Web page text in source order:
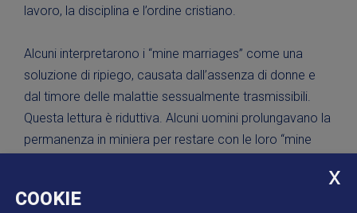
lavoro, la disciplina e l’ordine cristiano.
Alcuni interpretarono i “mine marriages” come una
soluzione di ripiego, causata dall’assenza di donne e
dal timore delle malattie sessualmente trasmissibili.
Questa lettura è riduttiva. Alcuni uomini prolungavano la
permanenza in miniera per restare con le loro “mine
conflitti, dunque di relazioni con un peso emotivo reale.
Il successivo ritorno a matrimoni con donne e alla
COOKIE